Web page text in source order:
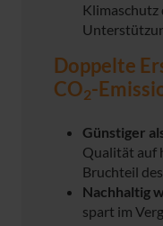
Klimaschutz
Doppelte
CO2-
Günstiger
Qualität auf
Bruchteil
Nachhaltig
spart im